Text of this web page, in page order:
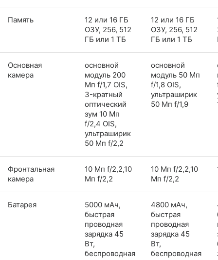
Память
12 или 16 ГБ
ОЗУ, 256, 512
ГБ или 1 ТБ
12 или 16 ГБ
ОЗУ, 256, 512
ГБ или 1 ТБ
Основная
камера
основной
модуль 200
Мп f/1,7 OIS,
3-кратный
оптический
зум 10 Мп
f/2,4 OIS,
ультраширик
50 Мп f/2,2
основной
модуль 50 Мп
f/1,8 OIS,
ультраширик
50 Мп f/1,9
Фронтальная
камера
10 Мп f/2,2,10
Мп f/2,2
10 Мп f/2,2,10
Мп f/2,2
Батарея
5000 мАч,
быстрая
проводная
зарядка 45
Вт,
беспроводная
4800 мАч,
быстрая
проводная
зарядка 45
Вт,
беспроводная